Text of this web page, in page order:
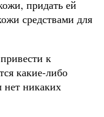
придать ей
средствами для
к
какие-либо
нет никаких